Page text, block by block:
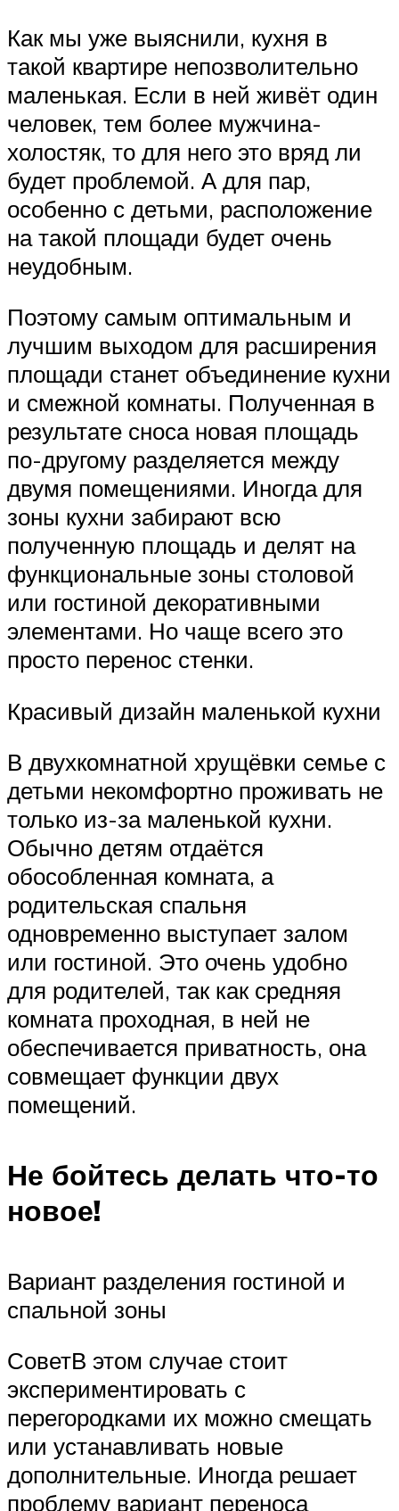
Как мы уже выяснили, кухня в
такой квартире непозволительно
маленькая. Если в ней живёт один
человек, тем более мужчина-
холостяк, то для него это вряд ли
будет проблемой. А для пар,
особенно с детьми, расположение
на такой площади будет очень
неудобным.
Поэтому самым оптимальным и
лучшим выходом для расширения
площади станет объединение кухни
и смежной комнаты. Полученная в
результате сноса новая площадь
по-другому разделяется между
двумя помещениями. Иногда для
зоны кухни забирают всю
полученную площадь и делят на
функциональные зоны столовой
или гостиной декоративными
элементами. Но чаще всего это
просто перенос стенки.
Красивый дизайн маленькой кухни
В двухкомнатной хрущёвки семье с
детьми некомфортно проживать не
только из-за маленькой кухни.
Обычно детям отдаётся
обособленная комната, а
родительская спальня
одновременно выступает залом
или гостиной. Это очень удобно
для родителей, так как средняя
комната проходная, в ней не
обеспечивается приватность, она
совмещает функции двух
помещений.
Не бойтесь делать что-то
новое!
Вариант разделения гостиной и
спальной зоны
СоветВ этом случае стоит
экспериментировать с
перегородками их можно смещать
или устанавливать новые
дополнительные. Иногда решает
проблему вариант переноса